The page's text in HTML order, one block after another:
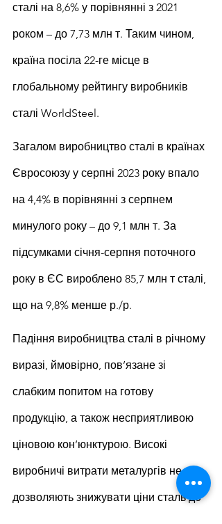
сталі на 8,6% у порівнянні з 2021
роком – до 7,73 млн т. Таким чином,
країна посіла 22-ге місце в
глобальному рейтингу виробників
сталі WorldSteel.
Загалом виробництво сталі в країнах
Євросоюзу у серпні 2023 року впало
на 4,4% в порівнянні з серпнем
минулого року – до 9,1 млн т. За
підсумками січня-серпня поточного
року в ЄС вироблено 85,7 млн т сталі,
що на 9,8% менше р./р.
Падіння виробництва сталі в річному
виразі, ймовірно, пов’язане зі
слабким попитом на готову
продукцію, а також несприятливою
ціновою кон’юнктурою. Високі
виробничі витрати металургів не
дозволяють знижувати ціни сталь до